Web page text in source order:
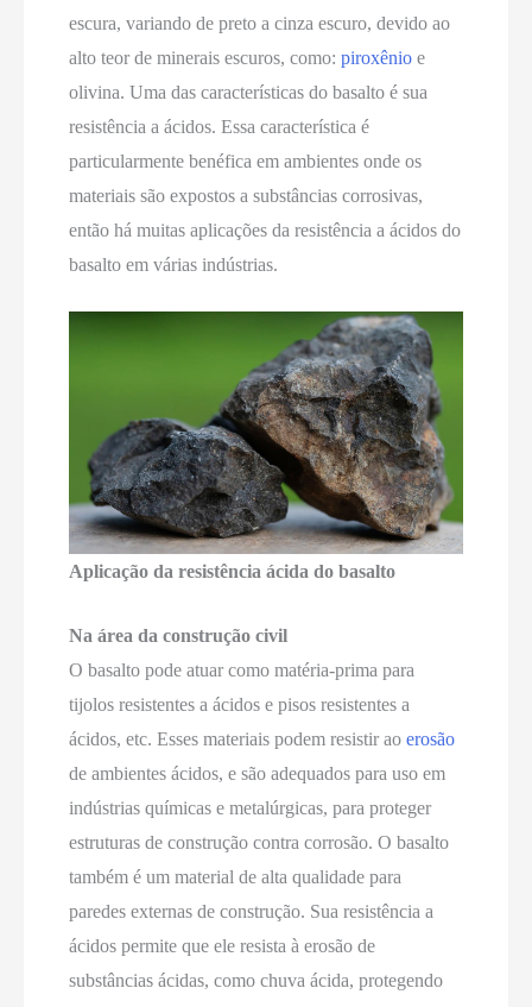
escura, variando de preto a cinza escuro, devido ao
alto teor de minerais escuros, como:piroxênio e
olivina. Uma das características do basalto é sua
resistência a ácidos. Essa característica é
particularmente benéfica em ambientes onde os
materiais são expostos a substâncias corrosivas,
então há muitas aplicações da resistência a ácidos do
basalto em várias indústrias.
Aplicação da resistência ácida do basalto
Na área da construção civil
O basalto pode atuar como matéria-prima para
tijolos resistentes a ácidos e pisos resistentes a
ácidos, etc. Esses materiais podem resistir aoerosão
de ambientes ácidos, e são adequados para uso em
indústrias químicas e metalúrgicas, para proteger
estruturas de construção contra corrosão. O basalto
também é um material de alta qualidade para
paredes externas de construção. Sua resistência a
ácidos permite que ele resista à erosão de
substâncias ácidas, como chuva ácida, protegendo